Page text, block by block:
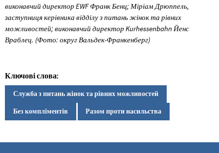
виконавчий директор EWF Франк Бенц; Міріам Дрюппель,
заступниця керівника відділу з питань жінок та рівних
можливостей; виконавчий директор Kurhessenbahn Йенс
Враблец. (Фото: округ Вальдек-Франкенберг)
Ключові слова:
Служба з питань жінок та рівних можливостей
Без компліментів Разом проти насильства